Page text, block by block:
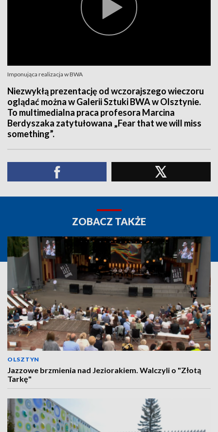
Imponująca realizacja w BWA
Niezwykłą prezentację od wczorajszego wieczoru
oglądać można w Galerii Sztuki BWA w Olsztynie.
To multimedialna praca profesora Marcina
Berdyszaka zatytułowana „Fear that we will miss
something”.
ZOBACZ TAKŻE
OLSZTYN
Jazzowe brzmienia nad Jeziorakiem. Walczyli o "Złotą
Tarkę"